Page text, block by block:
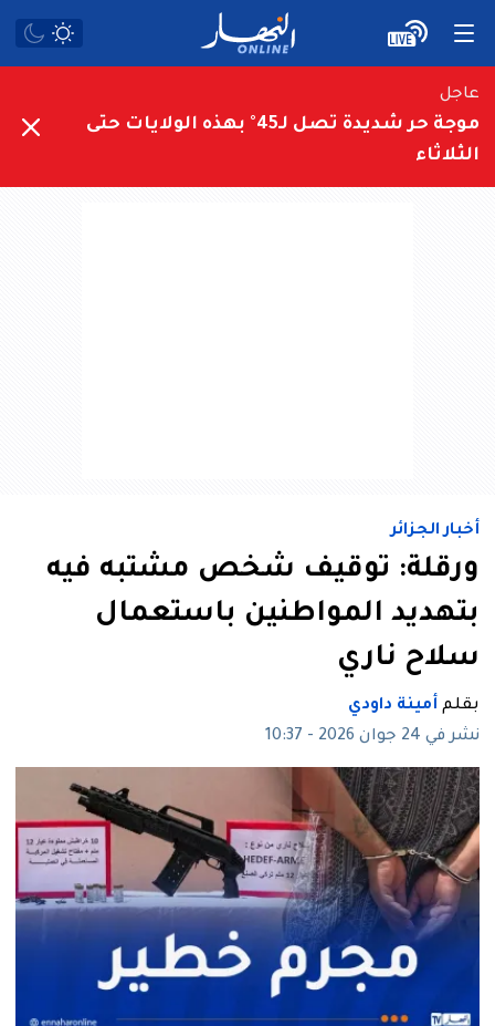
عاجل
موجة حر شديدة تصل لـ45° بهذه الولايات حتى
الثلاثاء
أخبار الجزائر
ورقلة: توقيف شخص مشتبه فيه
بتهديد المواطنين باستعمال
سلاح ناري
بقلم أمينة داودي
نشر في 24 جوان 2026 - 10:37